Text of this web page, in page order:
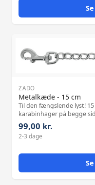
ZADO
Metalkæde - 15 cm
Til den fængslende lyst!
99,00 kr.
2-3 dage